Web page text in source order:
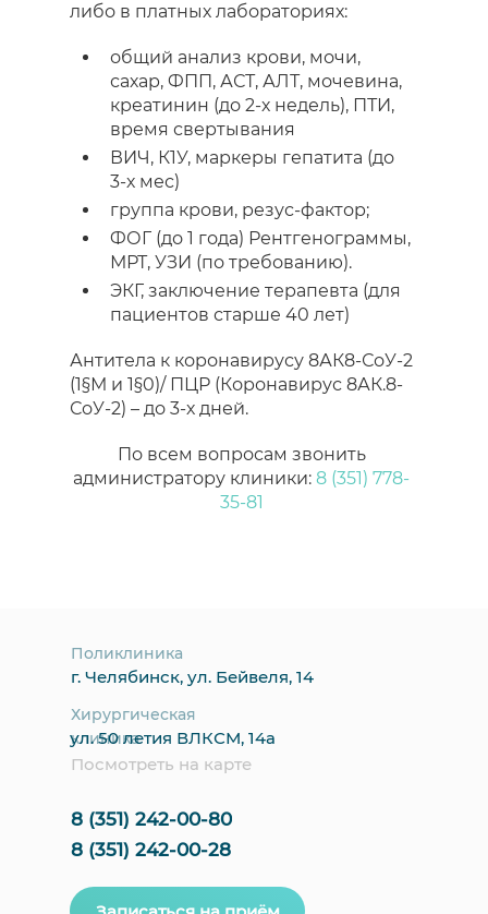
либо в платных лабораториях:
общий анализ крови, мочи,
сахар, ФПП, АСТ, АЛТ, мочевина,
креатинин (до 2-х недель), ПТИ,
время свертывания
ВИЧ, К1У, маркеры гепатита (до
3-х мес)
группа крови, резус-фактор;
ФОГ (до 1 года) Рентгенограммы,
МРТ, УЗИ (по требованию).
ЭКГ, заключение терапевта (для
пациентов старше 40 лет)
Антитела к коронавирусу 8АК8-СоУ-2
(1§М и 1§0)/ ПЦР (Коронавирус 8АК.8-
СоУ-2) – до 3-х дней.
По всем вопросам звонить
администратору клиники: 8 (351) 778-
35-81
г. Челябинск, ул. Бейвеля, 14
Хирургическая
клиника
Поликлиника
Посмотреть на карте
8 (351) 242-00-80
8 (351) 242-00-28
ул. 50 летия ВЛКСМ, 14а